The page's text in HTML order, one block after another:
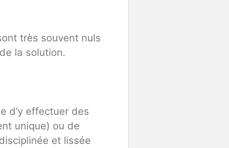
très souvent nuls
la solution.
d’y effectuer des
unique) ou de
et lissée